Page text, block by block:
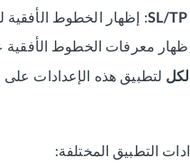
: إظهار الخطوط الأفقية
معرفات الخطوط
لتطبيق هذه الإعدادات
التطبيق المختلفة: